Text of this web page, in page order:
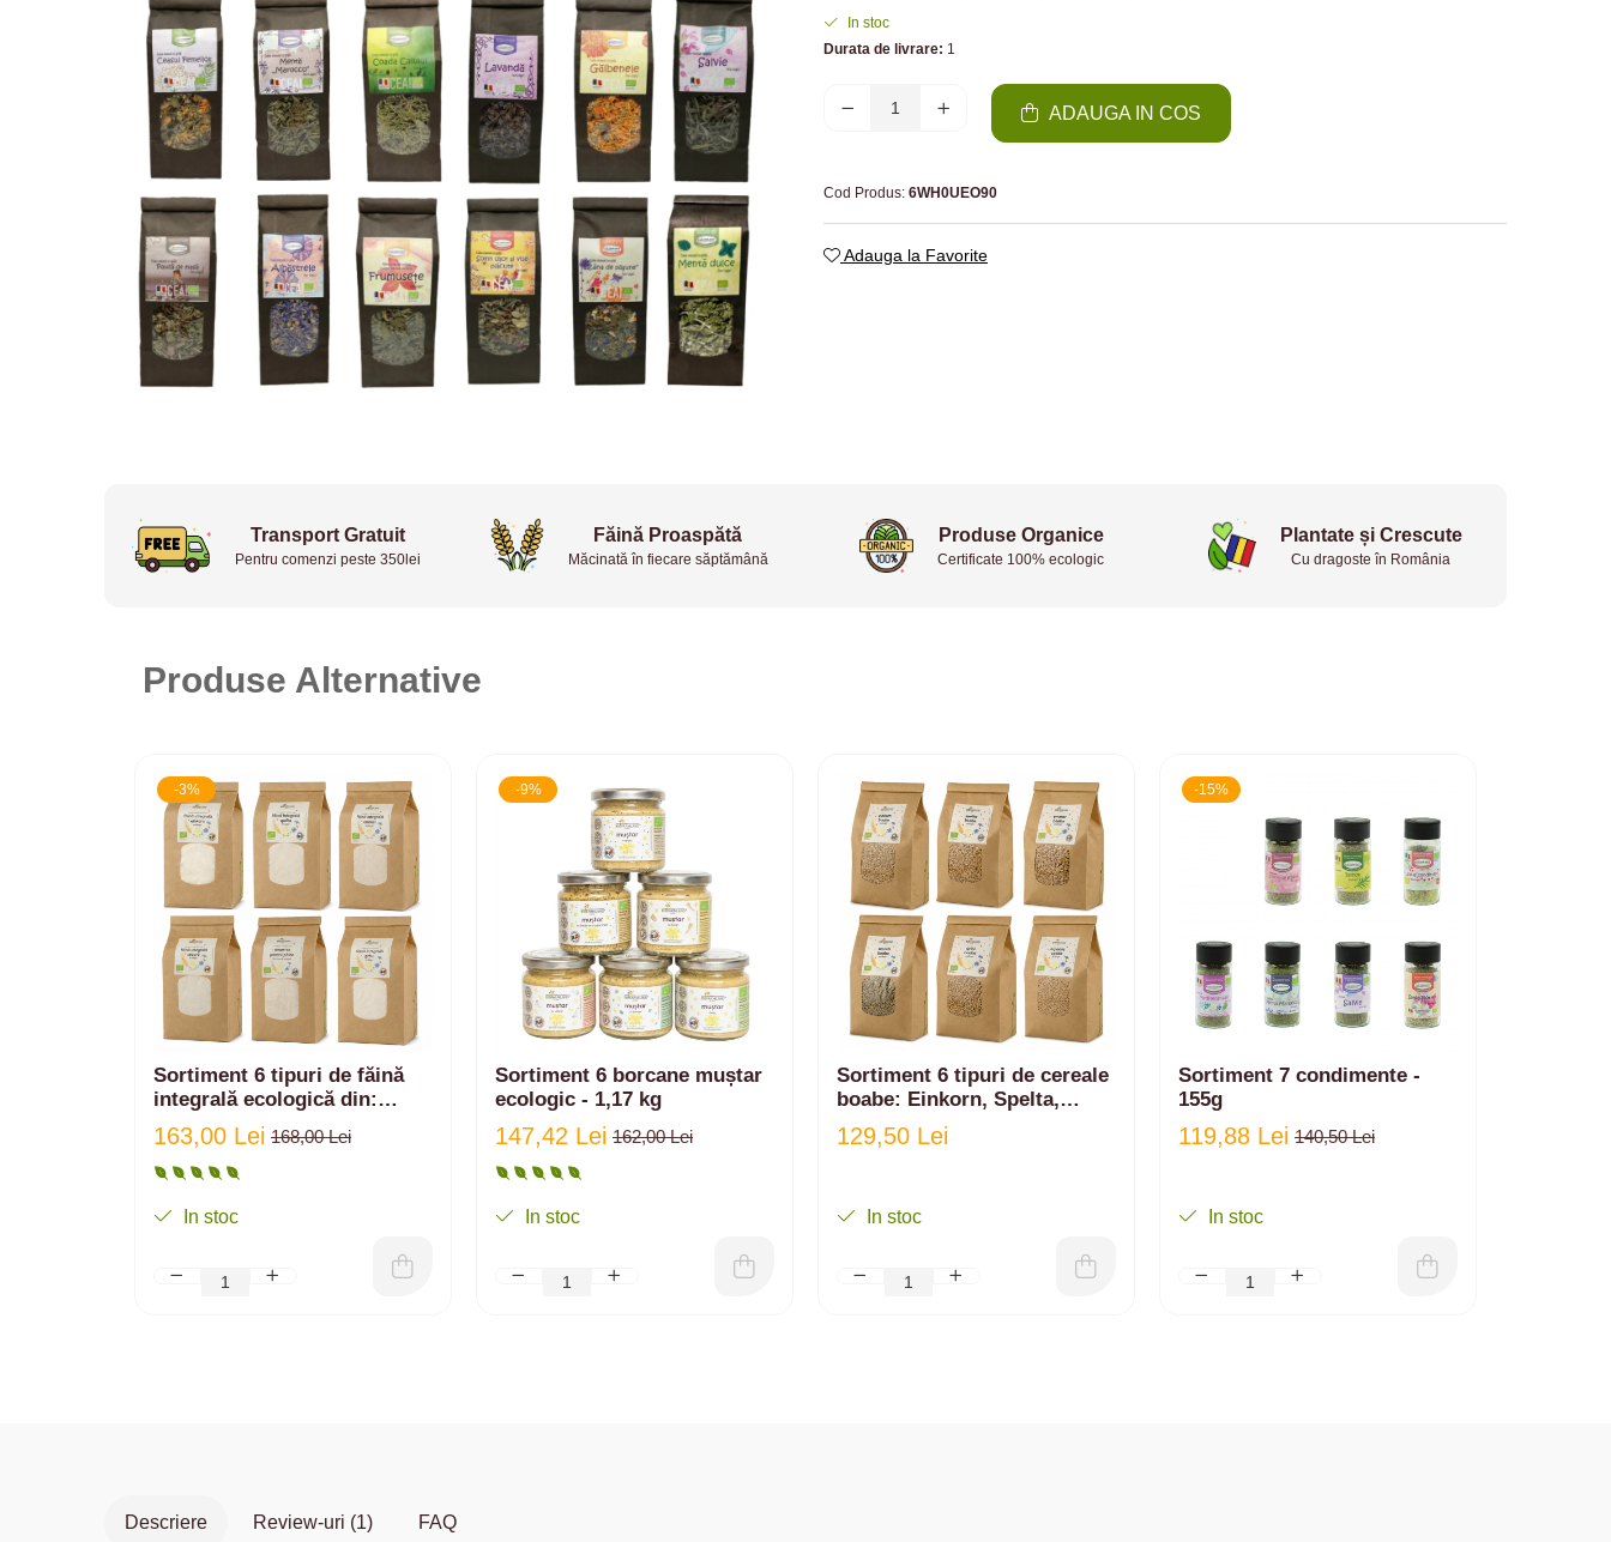
In stoc
Durata de livrare: 1
ADAUGA IN COS
Cod Produs: 6WH0UEO90
Adauga la Favorite
Transport Gratuit
Pentru comenzi peste 350lei
Făină Proaspătă
Măcinată în fiecare săptămână
Produse Organice
Certificate 100% ecologic
Plantate și Crescute
Cu dragoste în România
Produse Alternative
-3%
Sortiment 6 tipuri de făină
integrală ecologică din:
Einkorn, Spelta, Emmer,
168,00 Lei
163,00 Lei
In stoc
-9%
Sortiment 6 borcane muștar
ecologic - 1,17 kg
162,00 Lei
147,42 Lei
In stoc
Sortiment 6 tipuri de cereale
boabe: Einkorn, Spelta,
Emmer, Secară, Grâu,
arpacaș Spelta | 6 kg
129,50 Lei
In stoc
-15%
Sortiment 7 condimente -
155g
140,50 Lei
119,88 Lei
In stoc
Descriere Review-uri (1) FAQ